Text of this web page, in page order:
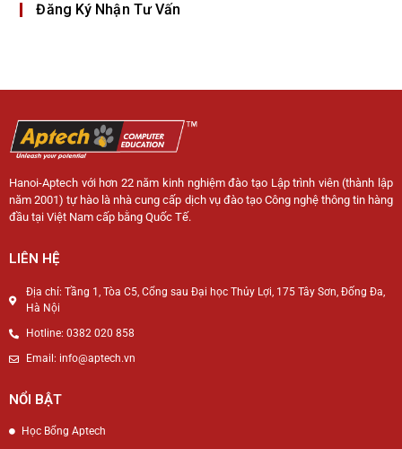
Đăng Ký Nhận Tư Vấn
Hanoi-Aptech với hơn 22 năm kinh nghiệm đào tạo Lập trình viên (thành lập
năm 2001) tự hào là nhà cung cấp dịch vụ đào tạo Công nghệ thông tin hàng
đầu tại Việt Nam cấp bằng Quốc Tế.
LIÊN HỆ
Địa chỉ: Tầng 1, Tòa C5, Cổng sau Đại học Thủy Lợi, 175 Tây Sơn, Đống Đa,
Hà Nội
Hotline: 0382 020 858
Email: info@aptech.vn
NỔI BẬT
Học Bổng Aptech